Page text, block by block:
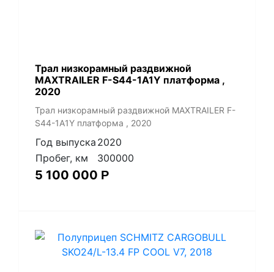
Трал низкорамный раздвижной
MAXTRAILER F-S44-1A1Y платформа ,
2020
Трал низкорамный раздвижной MAXTRAILER F-
S44-1A1Y платформа , 2020
Год выпуска 2020
Пробег, км
300000
5 100 000 Р